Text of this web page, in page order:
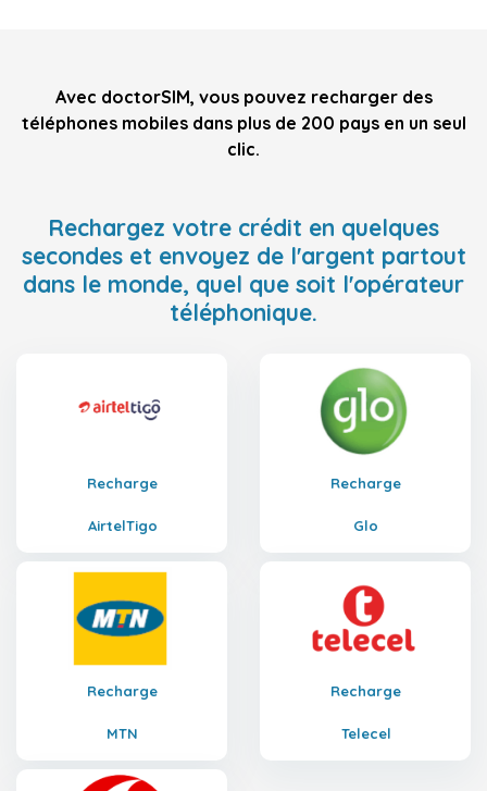
Avec doctorSIM, vous pouvez recharger des
téléphones mobiles dans plus de 200 pays en un seul
clic.
Rechargez votre crédit en quelques
secondes et envoyez de l'argent partout
dans le monde, quel que soit l'opérateur
téléphonique.
Recharge
AirtelTigo
Recharge
Glo
Recharge
MTN
Recharge
Telecel